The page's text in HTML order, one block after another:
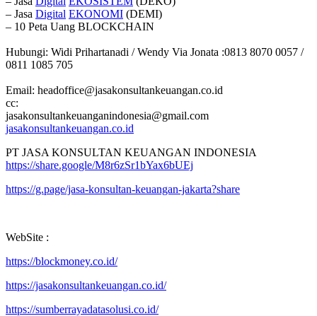
– Jasa Digital EKONOMI (DEMI)
– 10 Peta Uang BLOCKCHAIN
Hubungi: Widi Prihartanadi / Wendy Via Jonata :0813 8070 0057 /
0811 1085 705
Email: headoffice@jasakonsultankeuangan.co.id
cc:
jasakonsultankeuanganindonesia@gmail.com
jasakonsultankeuangan.co.id
PT JASA KONSULTAN KEUANGAN INDONESIA
https://share.google/M8r6zSr1bYax6bUEj
https://g.page/jasa-konsultan-keuangan-jakarta?share
WebSite :
https://blockmoney.co.id/
https://jasakonsultankeuangan.co.id/
https://sumberrayadatasolusi.co.id/